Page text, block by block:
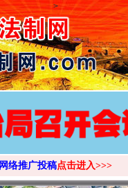
>
网络推广投稿点击进入>>>